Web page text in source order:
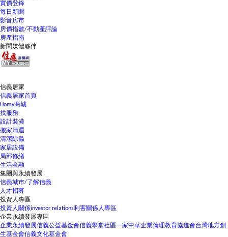
實價登錄
每日新聞
影音房市
房價指數/不動產評論
房產指南
新聞媒體夥伴
信義居家
信義居家首頁
Homy商城
找服務
設計裝潢
搬家清運
清潔除蟲
家居設備
局部修繕
生活金融
集團與永續發展
信義城市/了解信義
人才招募
投資人專區
投資人關係investor relations利害關係人專區
企業永續發展專區
企業永續發展信義公益基金會信義學堂社區一家中華企業倫理教育協進會台灣地方創
生基金會信義文化基金會